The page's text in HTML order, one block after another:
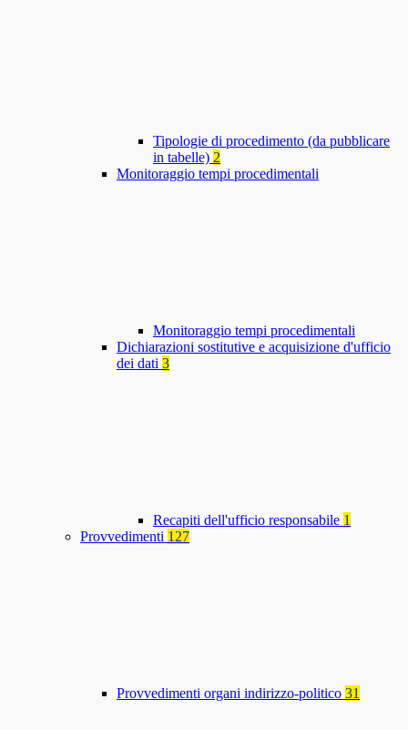
Tipologie di procedimento (da pubblicare
in tabelle) 2
Monitoraggio tempi procedimentali
Monitoraggio tempi procedimentali
Dichiarazioni sostitutive e acquisizione d'ufficio
dei dati 3
Recapiti dell'ufficio responsabile 1
Provvedimenti 127
Provvedimenti organi indirizzo-politico 31